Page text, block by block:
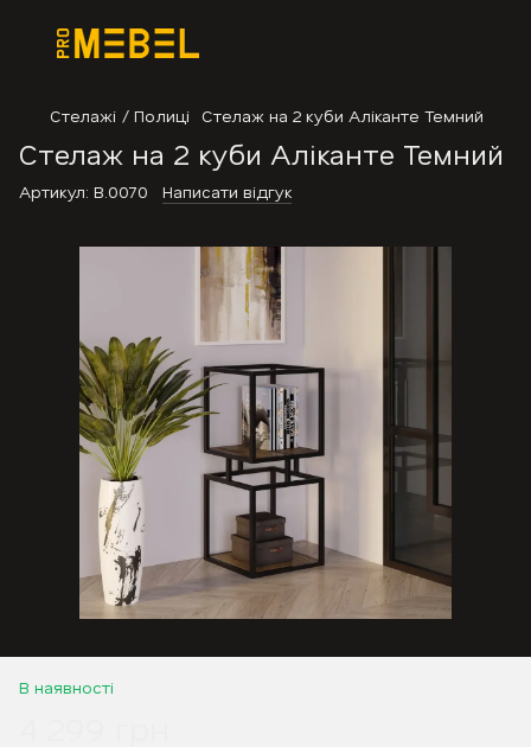
Стелажі / Полиці Стелаж на 2 куби Аліканте Темний
Стелаж на 2 куби Аліканте Темний
Артикул: В.0070 Написати відгук
В наявності